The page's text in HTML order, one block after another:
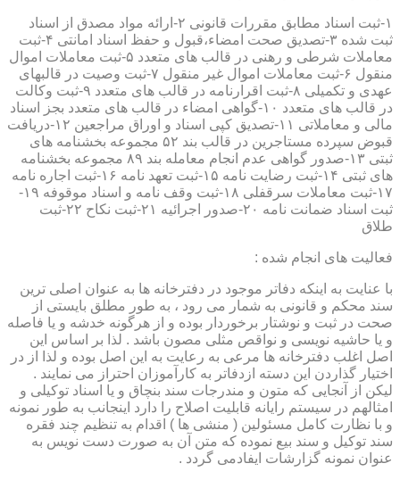
۱-ثبت اسناد مطابق مقررات قانونی ۲-ارائه مواد مصدق از اسناد
ثبت شده ۳-تصدیق صحت امضاء،قبول و حفظ اسناد امانتی ۴-ثبت
معاملات شرطی و رهنی در قالب های متعدد ۵-ثبت معاملات اموال
منقول ۶-ثبت معاملات اموال غیر منقول ۷-ثبت وصیت در قالبهای
عهدی و تکمیلی ۸-ثبت اقرارنامه در قالب های متعدد ۹-ثبت وکالت
در قالب های متعدد ۱۰-گواهی امضاء در قالب های متعدد بجز اسناد
مالی و معاملاتی ۱۱-تصدیق کپی اسناد و اوراق مراجعین ۱۲-دریافت
قبوض سپرده مستاجرین در قالب بند ۵۲ مجموعه بخشنامه های
ثبتی ۱۳-صدور گواهی عدم انجام معامله بند ۸۹ مجموعه بخشنامه
های ثبتی ۱۴-ثبت رضایت نامه ۱۵-ثبت تعهد نامه ۱۶-ثبت اجاره نامه
۱۷-ثبت معاملات سرقفلی ۱۸-ثبت وقف نامه و اسناد موقوفه ۱۹-
ثبت اسناد ضمانت نامه ۲۰-صدور اجرائیه ۲۱-ثبت نکاح ۲۲-ثبت
طلاق
فعالیت های انجام شده :
با عنایت به اینکه دفاتر موجود در دفترخانه ها به عنوان اصلی ترین
سند محکم و قانونی به شمار می رود ، به طور مطلق بایستی از
صحت در ثبت و نوشتار برخوردار بوده و از هرگونه خدشه و یا فاصله
و یا حاشیه نویسی و نواقص مثلی مصون باشد . لذا بر اساس این
اصل اغلب دفترخانه ها مرعی به رعایت به این اصل بوده و لذا از در
اختیار گذاردن این دسته ازدفاتر به کارآموزان احتراز می نمایند .
لیکن از آنجایی که متون و مندرجات سند بنچاق و یا اسناد توکیلی و
امثالهم در سیستم رایانه قابلیت اصلاح را دارد اینجانب به طور نمونه
و با نظارت کامل مسئولین ( منشی ها ) اقدام به تنظیم چند فقره
سند توکیل و سند بیع نموده که متن آن به صورت دست نویس به
عنوان نمونه گزارشات ایفادمی گردد .